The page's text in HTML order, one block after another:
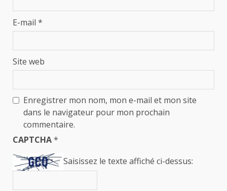
E-mail *
Site web
Enregistrer mon nom, mon e-mail et mon site
dans le navigateur pour mon prochain
commentaire.
CAPTCHA*
Saisissez le texte affiché ci-dessus: